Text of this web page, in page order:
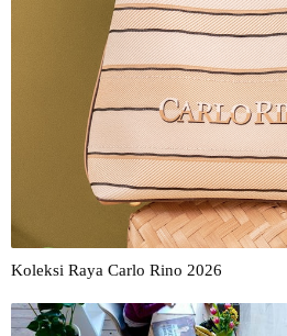
Koleksi Raya Carlo Rino 2026